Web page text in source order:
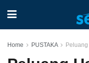
Home PUSTAKA